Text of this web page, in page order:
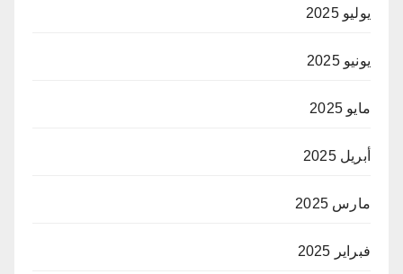
يوليو 2025
يونيو 2025
مايو 2025
أبريل 2025
مارس 2025
فبراير 2025